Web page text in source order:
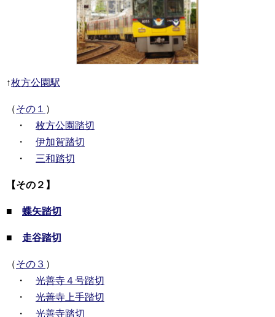
↑枚方公園駅
（その１ ）
・ 枚方公園踏切
・ 伊加賀踏切
・ 三和踏切
【その２】
■ 蝶矢踏切
■ 走谷踏切
（その３ ）
・ 光善寺４号踏切
・ 光善寺上手踏切
・ 光善寺踏切